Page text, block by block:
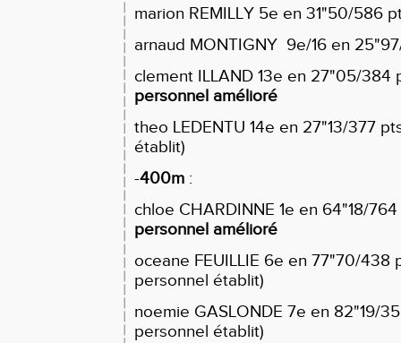
marion REMILLY 5e en 31"50/586
arnaud MONTIGNY 9e/16 en
clement ILLAND 13e en 27"05/384
personnel amélioré
theo LEDENTU 14e en 27"13/377
établit)
-400m :
chloe CHARDINNE 1e en 64"18/
personnel amélioré
oceane FEUILLIE 6e en 77"70/438
personnel établit)
noemie GASLONDE 7e en 82"19/
personnel établit)